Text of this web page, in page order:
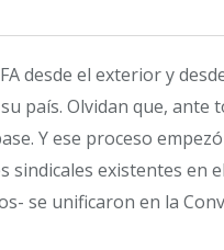
desde el exterior y
país. Olvidan que, ante
Y ese proceso
sindicales existentes en
se unificaron en la